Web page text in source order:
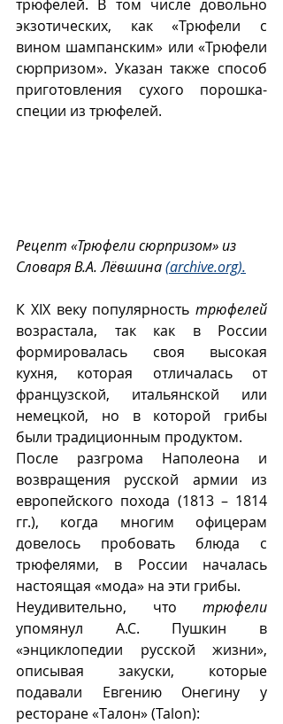
трюфелей. В том числе довольно
экзотических, как «Трюфели с
вином шампанским» или «Трюфели
сюрпризом». Указан также способ
приготовления сухого порошка-
специи из трюфелей.
Рецепт «Трюфели сюрпризом» из
Словаря В.А. Лëвшина (archive.org).
К XIX веку популярность трюфелей
возрастала, так как в России
формировалась своя высокая
кухня, которая отличалась от
французской, итальянской или
немецкой, но в которой грибы
были традиционным продуктом.
После разгрома Наполеона и
возвращения русской армии из
европейского похода (1813 – 1814
гг.), когда многим офицерам
довелось пробовать блюда с
трюфелями, в России началась
настоящая «мода» на эти грибы.
Неудивительно, что трюфели
упомянул А.С. Пушкин в
«энциклопедии русской жизни»,
описывая закуски, которые
подавали Евгению Онегину у
ресторане «Талон» (Talon):